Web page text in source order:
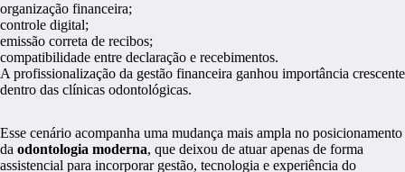
organização financeira;
controle digital;
emissão correta de recibos;
compatibilidade entre declaração e recebimentos.
A profissionalização da gestão financeira ganhou importância crescente
dentro das clínicas odontológicas.
Esse cenário acompanha uma mudança mais ampla no posicionamento
da odontologia moderna, que deixou de atuar apenas de forma
assistencial para incorporar gestão, tecnologia e experiência do